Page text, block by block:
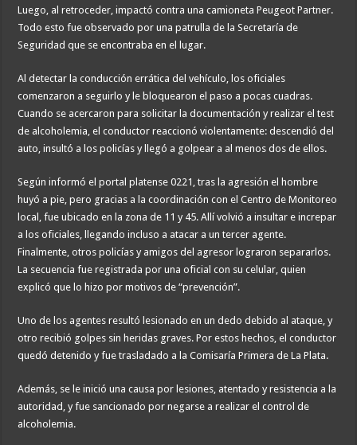
Luego, al retroceder, impactó contra una camioneta Peugeot Partner.
Todo esto fue observado por una patrulla de la Secretaría de
Seguridad que se encontraba en el lugar.
Al detectar la conducción errática del vehículo, los oficiales
comenzaron a seguirlo y le bloquearon el paso a pocas cuadras.
Cuando se acercaron para solicitar la documentación y realizar el test
de alcoholemia, el conductor reaccionó violentamente: descendió del
auto, insultó a los policías y llegó a golpear a al menos dos de ellos.
Según informó el portal platense 0221, tras la agresión el hombre
huyó a pie, pero gracias a la coordinación con el Centro de Monitoreo
local, fue ubicado en la zona de 11 y 45. Allí volvió a insultar e increpar
a los oficiales, llegando incluso a atacar a un tercer agente.
Finalmente, otros policías y amigos del agresor lograron separarlos.
La secuencia fue registrada por una oficial con su celular, quien
explicó que lo hizo por motivos de “prevención”.
Uno de los agentes resultó lesionado en un dedo debido al ataque, y
otro recibió golpes sin heridas graves. Por estos hechos, el conductor
quedó detenido y fue trasladado a la Comisaría Primera de La Plata.
Además, se le inició una causa por lesiones, atentado y resistencia a la
autoridad, y fue sancionado por negarse a realizar el control de
alcoholemia.